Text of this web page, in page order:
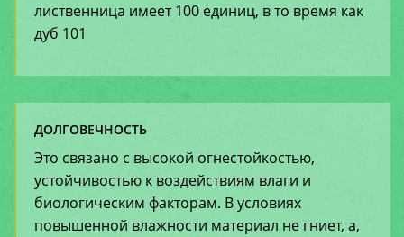
лиственница имеет 100 единиц, в то время как
дуб 101
ДОЛГОВЕЧНОСТЬ
Это связано с высокой огнестойкостью,
устойчивостью к воздействиям влаги и
биологическим факторам. В условиях
повышенной влажности материал не гниет, а,